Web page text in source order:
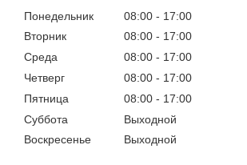
Понедельник 08:00
17:00
Вторник
08:00
17:00
Среда
08:00
17:00
Четверг
08:00
17:00
Пятница
08:00
17:00
Суббота
Выходной
Воскресенье
Выходной